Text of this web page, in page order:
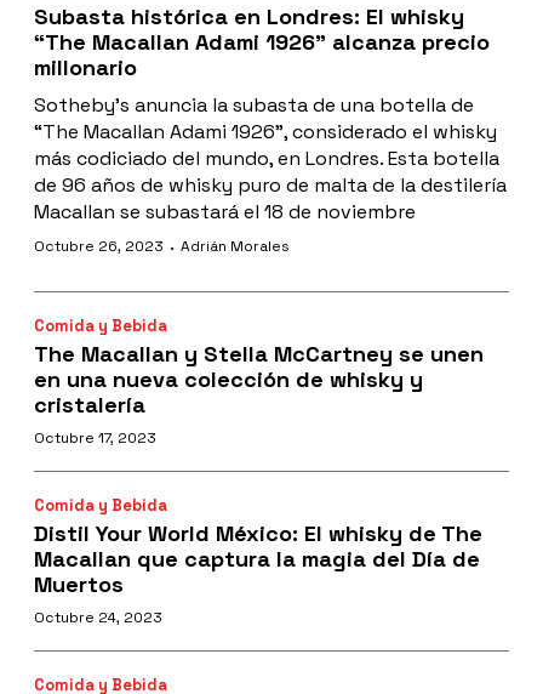
Subasta histórica en Londres: El whisky
“The Macallan Adami 1926" alcanza precio
millonario
Sotheby’s anuncia la subasta de una botella de
“The Macallan Adami 1926", considerado el whisky
más codiciado del mundo, en Londres. Esta botella
de 96 años de whisky puro de malta de la destilería
Macallan se subastará el 18 de noviembre
Octubre 26, 2023 · Adrián Morales
Comida y Bebida
The Macallan y Stella McCartney se unen
en una nueva colección de whisky y
cristalería
Octubre 17, 2023
Comida y Bebida
Distil Your World México: El whisky de The
Macallan que captura la magia del Día de
Muertos
Octubre 24, 2023
Comida y Bebida